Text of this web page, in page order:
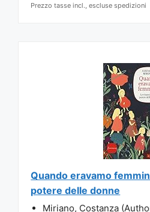
Prezzo tasse incl., escluse spedizioni
Quando eravamo
potere delle donne
Miriano, Costanza